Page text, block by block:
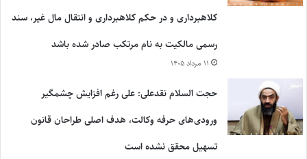
کلاهبرداری و در حکم کلاهبرداری و انتقال مال غیر، سند
رسمی مالکیت به نام مرتکب صادر شده باشد
۱۱ مرداد ۱۴۰۵
حجت السلام نقدعلی: علی رغم افزایش چشمگیر
ورودی‌های حرفه وکالت، هدف اصلی طراحان قانون
تسهیل محقق نشده است